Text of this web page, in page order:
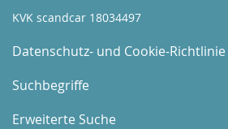
KVK scandcar 18034497
Datenschutz- und Cookie-Richtlinie
Suchbegriffe
Erweiterte Suche